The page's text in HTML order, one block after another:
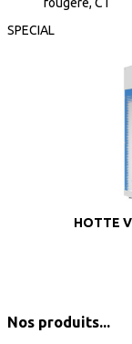
SPECIAL
HOTTE
Nos produits...